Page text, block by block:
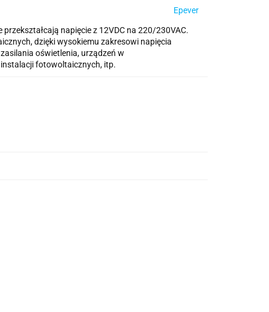
Epever
napięcie z 12VDC na 220/230VAC.
dzięki wysokiemu zakresowi napięcia
oświetlenia, urządzeń w
fotowoltaicznych, itp.